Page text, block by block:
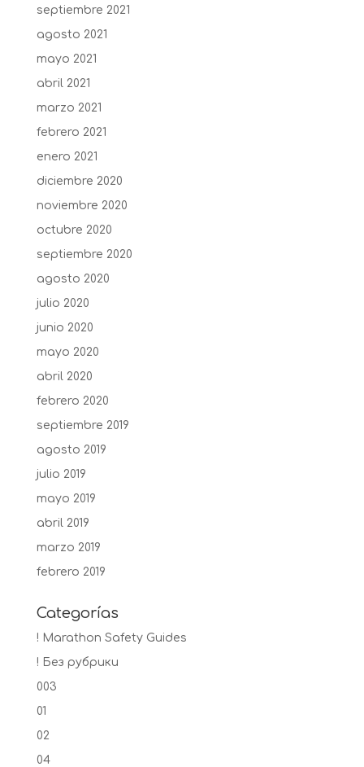
septiembre 2021
agosto 2021
mayo 2021
abril 2021
marzo 2021
febrero 2021
enero 2021
diciembre 2020
noviembre 2020
octubre 2020
septiembre 2020
agosto 2020
julio 2020
junio 2020
mayo 2020
abril 2020
febrero 2020
septiembre 2019
agosto 2019
julio 2019
mayo 2019
abril 2019
marzo 2019
febrero 2019
Categorías
! Marathon Safety Guides
! Без рубрики
003
01
02
04